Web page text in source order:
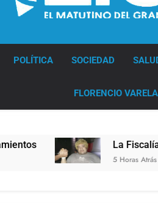
POLÍTICA SOCIEDAD
FLORENCIO VARELA
rechazó el pedido para